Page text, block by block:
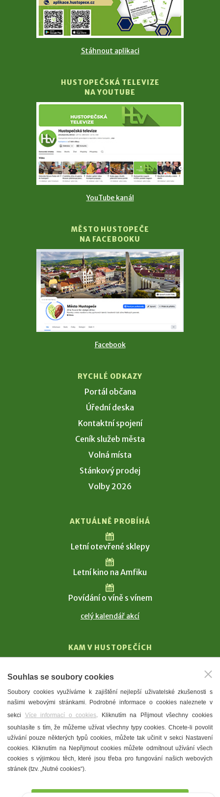
Stáhnout aplikaci
HUSTOPEČSKÁ TELEVIZE
NA YOUTUBE
YouTube kanál
MĚSTO HUSTOPEČE
NA FACEBOOKU
Facebook
RYCHLÉ ODKAZY
Portál občana
Úřední deska
Kontaktní spojení
Ceník služeb města
Volná místa
Stánkový prodej
Volby 2026
AKTUÁLNĚ PROBÍHÁ
Letní otevřené sklepy
Letní kino na Amfiku
Povídání o víně s vínem
celý kalendář akcí
KAM V HUSTOPEČÍCH
T. G. Masaryk
Mandloně
Ubytování
Restaurace
Městské muzeum a galerie
Denní meníčka
Souhlas se soubory cookies
Soubory cookies využíváme k zajištění nejlepší uživatelské zkušenosti s
našimi webovými stránkami. Podrobné informace o cookies naleznete v
sekci Více informací o cookies. Kliknutím na Přijmout všechny cookies
souhlasíte s tím, že můžeme užívat všechny typy cookies. Chcete-li povolit
užívání pouze některých typů cookies, můžete tak učinit v sekci Nastavení
cookies. Kliknutím na Nepřijmout cookies můžete odmítnout užívání všech
cookies s výjimkou těch, které jsou třeba pro fungování našich webových
stránek (tzv. „Nutné cookies“).